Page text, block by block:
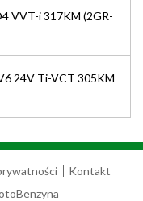
VVT-i 317KM (2GR-
24V Ti-VCT 305KM
Kontakt